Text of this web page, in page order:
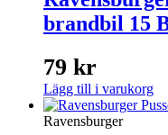
brandbil 15
79 kr
Lägg till i varukorg
Ravensburger